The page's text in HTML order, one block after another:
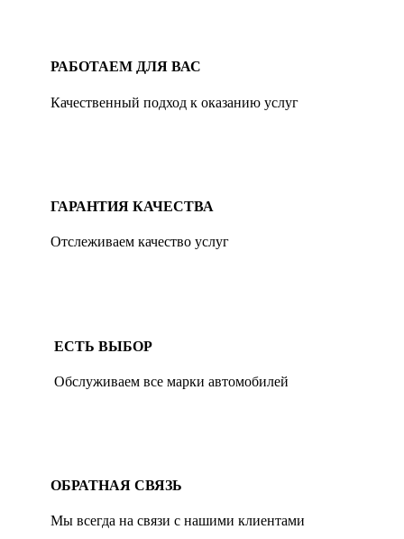
РАБОТАЕМ ДЛЯ ВАС
Качественный подход к оказанию услуг
ГАРАНТИЯ КАЧЕСТВА
Отслеживаем качество услуг
ЕСТЬ ВЫБОР
Обслуживаем все марки автомобилей
ОБРАТНАЯ СВЯЗЬ
Мы всегда на связи с нашими клиентами